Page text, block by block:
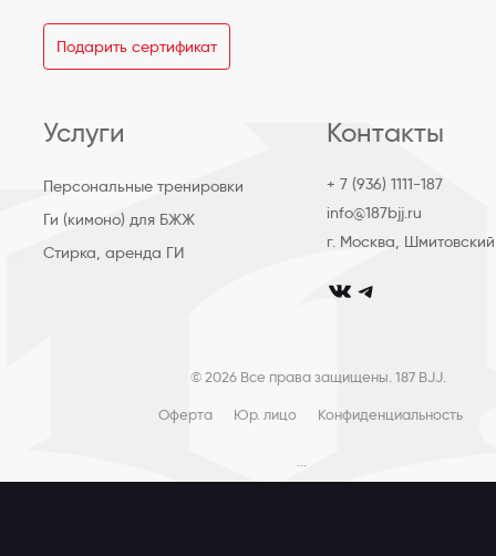
Подарить сертификат
Услуги
Персональные тренировки
Ги (кимоно) для БЖЖ
Стирка, аренда ГИ
Контакты
+ 7 (936) 1111-187
info@187bjj.ru
г. Москва,
club_187bjj
club187bjj
© 2026 Все права защищены. 187 BJJ.
Оферта Юр. лицо Конфиденциальность